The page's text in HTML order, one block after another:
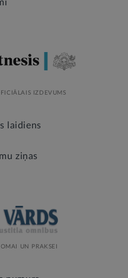
IZDEVUMS
laidiens
ziņas
UN PRAKSEI